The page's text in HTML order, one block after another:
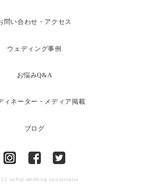
問い合わせ・アクセス
ウェディング事例
お悩みQ&A
ィネーター・メディア掲載
ブログ
la!hal wedding coordinator.